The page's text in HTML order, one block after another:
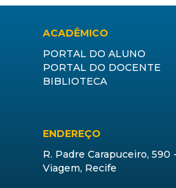
ACADÊMICO
PORTAL DO ALUNO
PORTAL DO DOCENTE
BIBLIOTECA
ENDEREÇO
R. Padre Carapuceiro, 590
Viagem, Recife